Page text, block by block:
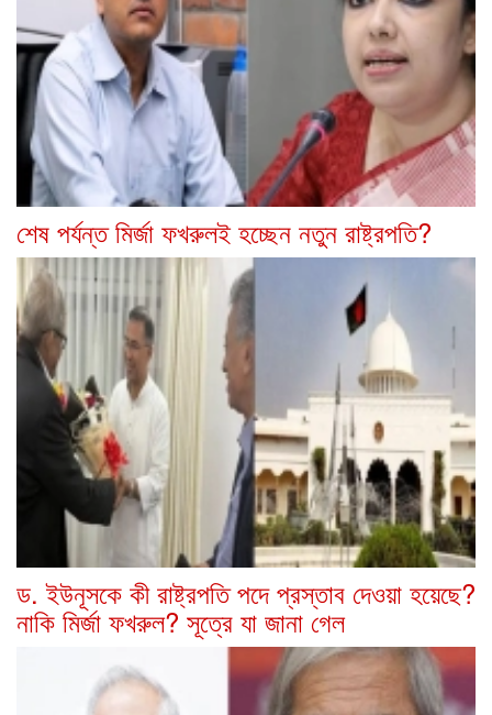
শেষ পর্যন্ত মির্জা ফখরুলই হচ্ছেন নতুন রাষ্ট্রপতি?
ড. ইউনূসকে কী রাষ্ট্রপতি পদে প্রস্তাব দেওয়া হয়েছে?
নাকি মির্জা ফখরুল? সূত্রে যা জানা গেল